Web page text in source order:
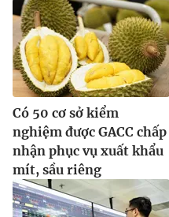
Có 50 cơ sở kiểm
nghiệm được GACC chấp
nhận phục vụ xuất khẩu
mít, sầu riêng